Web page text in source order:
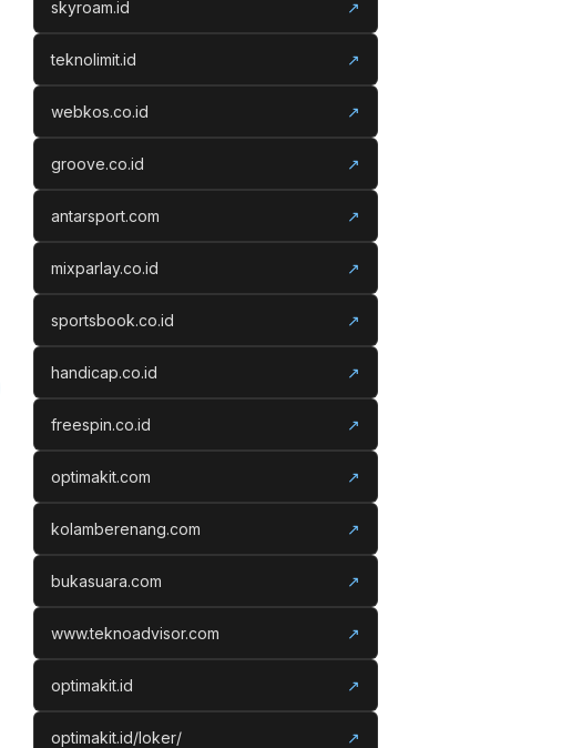
skyroam.id ↗
teknolimit.id ↗
webkos.co.id ↗
groove.co.id ↗
antarsport.com ↗
mixparlay.co.id ↗
sportsbook.co.id ↗
handicap.co.id ↗
freespin.co.id ↗
optimakit.com ↗
kolamberenang.com ↗
bukasuara.com ↗
www.teknoadvisor.com ↗
optimakit.id ↗
optimakit.id/loker/ ↗